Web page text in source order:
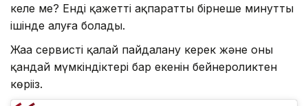
келе ме? Енді қажетті ақпаратты бірнеше минуттың
ішінде алуға болады.
Жаңа сервисті қалай пайдалану керек және оның
қандай мүмкіндіктері бар екенін бейнероликтен
көріңіз.